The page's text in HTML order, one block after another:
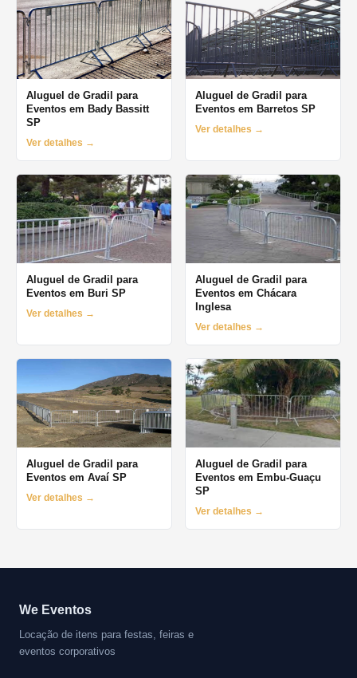
Aluguel de Gradil para
Eventos em Bady Bassitt
SP
Ver detalhes →
Aluguel de Gradil para
Eventos em Barretos SP
Ver detalhes →
Aluguel de Gradil para
Eventos em Buri SP
Ver detalhes →
Aluguel de Gradil para
Eventos em Chácara
Inglesa
Ver detalhes →
Aluguel de Gradil para
Eventos em Avaí SP
Ver detalhes →
Aluguel de Gradil para
Eventos em Embu-Guaçu
SP
Ver detalhes →
We Eventos
Locação de itens para festas, feiras e
eventos corporativos